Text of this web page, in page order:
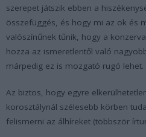
szerepet játszik ebben a
összefüggés, és hogy mi az ok és
valószínűnek tűnik, hogy a
hozza az ismeretlentől való
márpedig ez is mozgató rugó lehet.
Az biztos, hogy egyre
korosztálynál szélesebb körben
felismerni az álhíreket (többször